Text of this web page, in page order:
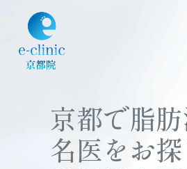
京都で脂
名医をお